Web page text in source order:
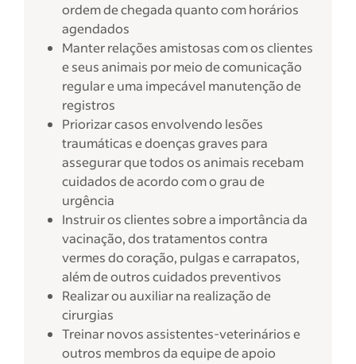
ordem de chegada quanto com horários
agendados
Manter relações amistosas com os clientes
e seus animais por meio de comunicação
regular e uma impecável manutenção de
registros
Priorizar casos envolvendo lesões
traumáticas e doenças graves para
assegurar que todos os animais recebam
cuidados de acordo com o grau de
urgência
Instruir os clientes sobre a importância da
vacinação, dos tratamentos contra
vermes do coração, pulgas e carrapatos,
além de outros cuidados preventivos
Realizar ou auxiliar na realização de
cirurgias
Treinar novos assistentes-veterinários e
outros membros da equipe de apoio